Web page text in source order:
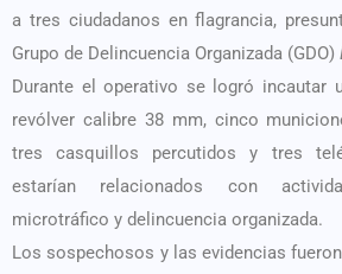
a tres ciudadanos en flagrancia,
Grupo de Delincuencia Organizada (GDO)
Durante el operativo se logró incautar
revólver calibre 38 mm, cinco
tres casquillos percutidos y tres
estarían relacionados con
microtráfico y delincuencia organizada.
Los sospechosos y las evidencias